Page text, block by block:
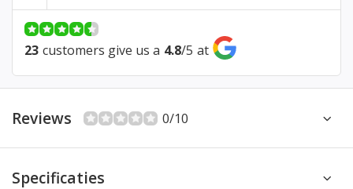
23 customers give us a 4.8/5 at
Reviews 0/10
Specificaties